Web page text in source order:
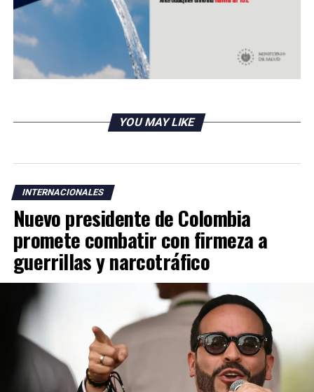
YOU MAY LIKE
INTERNACIONALES
Nuevo presidente de Colombia
promete combatir con firmeza a
guerrillas y narcotráfico